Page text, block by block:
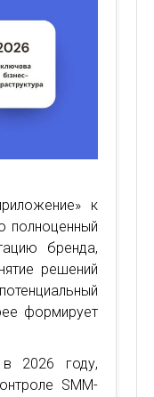
к
полноценный
бренда,
решений
формирует
в 2026 году,
SMM-